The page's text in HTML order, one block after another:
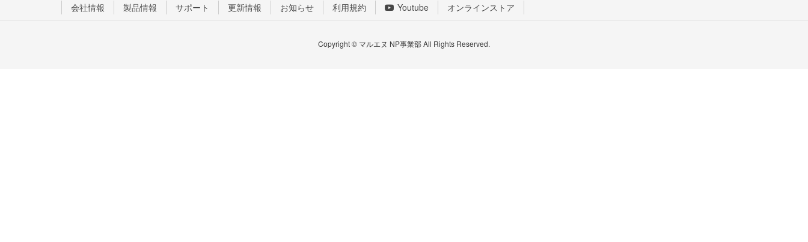
会社情報 製品情報 サポート 更新情報 お知らせ 利用規約 Youtube オンラインストア
Copyright © マルエヌ NP事業部 All Rights Reserved.